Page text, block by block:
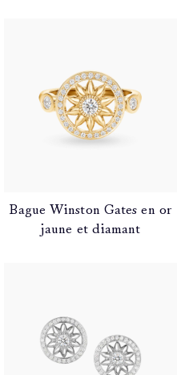
Bague Winston Gates en or
jaune et diamant